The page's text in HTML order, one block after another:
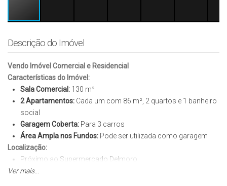
Descrição do Imóvel
Vendo Imóvel Comercial e Residencial
Características do Imóvel:
Sala Comercial: 130 m²
2 Apartamentos: Cada um com 86 m², 2 quartos e 1 banheiro
social
Garagem Coberta: Para 3 carros
Área Ampla nos Fundos: Pode ser utilizada como garagem
Localização:
Próximo ao Supermercado Delmoro
Próximo à Av. Blumenau
Ver mais...